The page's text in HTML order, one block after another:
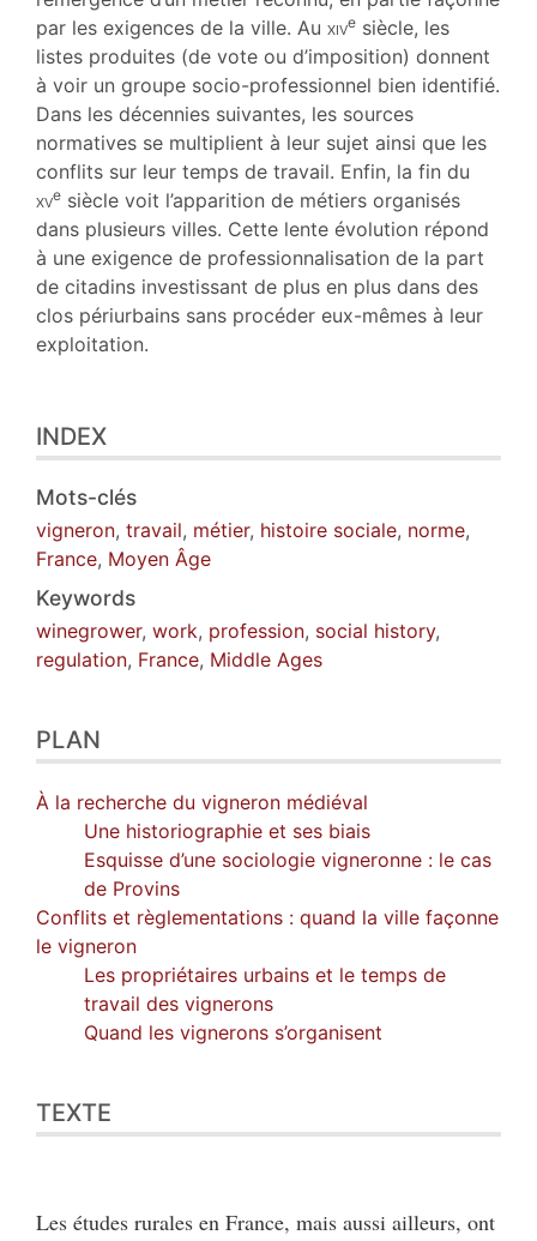
par les exigences de la ville. Au xive siècle, les
listes produites (de vote ou d’imposition) donnent
à voir un groupe socio-professionnel bien identifié.
Dans les décennies suivantes, les sources
normatives se multiplient à leur sujet ainsi que les
conflits sur leur temps de travail. Enfin, la fin du
xve siècle voit l’apparition de métiers organisés
dans plusieurs villes. Cette lente évolution répond
à une exigence de professionnalisation de la part
de citadins investissant de plus en plus dans des
clos périurbains sans procéder eux-mêmes à leur
exploitation.
INDEX
Mots-clés
vigneron, travail, métier, histoire sociale, norme,
France, Moyen Âge
Keywords
winegrower, work, profession, social history,
regulation, France, Middle Ages
PLAN
À la recherche du vigneron médiéval
Une historiographie et ses biais
Esquisse d’une sociologie vigneronne : le cas
de Provins
Conflits et règlementations : quand la ville façonne
le vigneron
Les propriétaires urbains et le temps de
travail des vignerons
Quand les vignerons s’organisent
TEXTE
Les études rurales en France, mais aussi ailleurs, ont